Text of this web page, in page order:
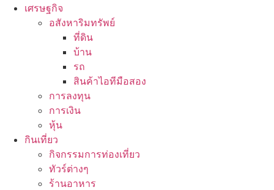
เศรษฐกิจ
อสังหาริมทรัพย์
ที่ดิน
บ้าน
รถ
สินค้าไอทีมือสอง
การลงทุน
การเงิน
หุ้น
กินเที่ยว
กิจกรรมการท่องเที่ยว
ทัวร์ต่างๆ
ร้านอาหาร